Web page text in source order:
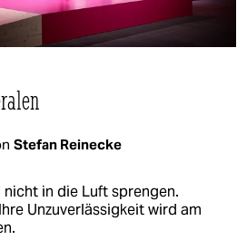
Stefan Reinecke
nicht in die Luft sprengen.
Unzuverlässigkeit wird am